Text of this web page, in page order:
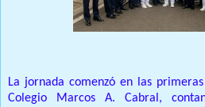
La jornada comenzó en las
Colegio Marcos A. Cabral,